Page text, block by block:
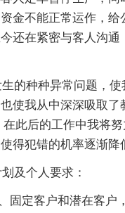
金不能正常运作，给
还在紧密与客人沟通
的种种异常问题，使
使我从中深深吸取了
此后的工作中我将
得犯错的机率逐渐降
及个人要求：
固定客户和潜在客户